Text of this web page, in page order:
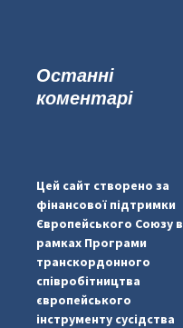
Останні
коментарі
Цей сайт створено за
фінансової підтримки
Європейського Союзу в
рамках Програми
транскордонного
співробітництва
європейського
інструменту сусідства